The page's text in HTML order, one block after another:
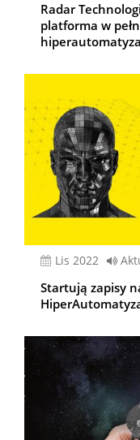
Radar
platforma w
lis 2022
Startują zapisy